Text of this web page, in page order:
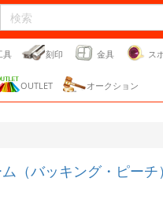
具 刻印 金具 ス
OUTLET オークション
（バッキング・ピーチ